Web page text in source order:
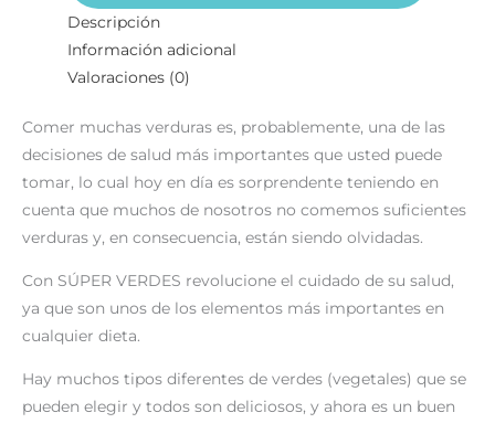
Descripción
Información adicional
Valoraciones (0)
Comer muchas verduras es, probablemente, una de las
decisiones de salud más importantes que usted puede
tomar, lo cual hoy en día es sorprendente teniendo en
cuenta que muchos de nosotros no comemos suficientes
verduras y, en consecuencia, están siendo olvidadas.
Con SÚPER VERDES revolucione el cuidado de su salud,
ya que son unos de los elementos más importantes en
cualquier dieta.
Hay muchos tipos diferentes de verdes (vegetales) que se
pueden elegir y todos son deliciosos, y ahora es un buen